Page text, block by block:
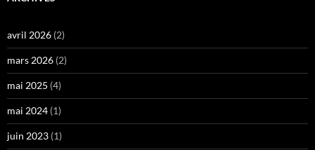
avril 2026 (2)
mars 2026 (2)
mai 2025 (4)
mai 2024 (1)
juin 2023 (1)